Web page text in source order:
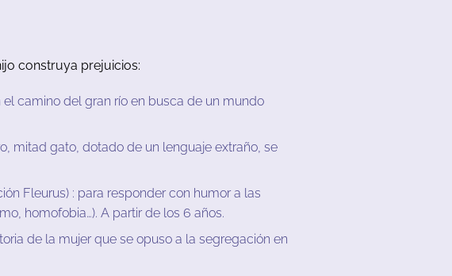
construya prejuicios:
el camino del gran río en busca de un mundo
, mitad gato, dotado de un lenguaje extraño, se
Fleurus) : para responder con humor a las
, homofobia…). A partir de los 6 años.
de la mujer que se opuso a la segregación en